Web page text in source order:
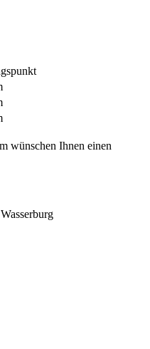
wünschen Ihnen einen